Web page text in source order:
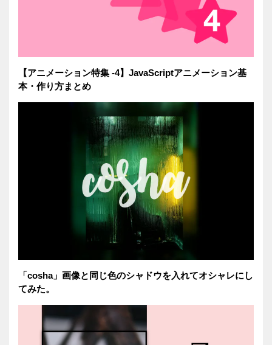
【アニメーション特集 -4】JavaScriptアニメーション基
本・作り方まとめ
「cosha」画像と同じ色のシャドウを入れてオシャレにし
てみた。